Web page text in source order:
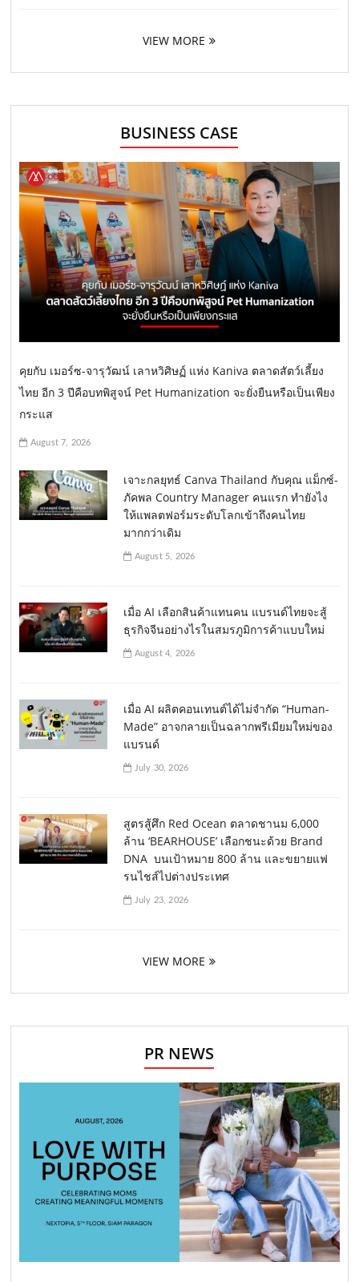
VIEW MORE
BUSINESS CASE
คุยกับ เมอร์ซ-จารุวัฒน์ เลาหวิศิษฏ์ แห่ง Kaniva ตลาดสัตว์เลี้ยง
ไทย อีก 3 ปีคือบทพิสูจน์ Pet Humanization จะยั่งยืนหรือเป็นเพียง
กระแส
August 7, 2026
เจาะกลยุทธ์ Canva Thailand กับคุณ แม็กซ์-
ภัคพล Country Manager คนแรก ทำยังไง
ให้แพลตฟอร์มระดับโลกเข้าถึงคนไทย
มากกว่าเดิม
August 5, 2026
เมื่อ AI เลือกสินค้าแทนคน แบรนด์ไทยจะสู้
ธุรกิจจีนอย่างไรในสมรภูมิการค้าแบบใหม่
August 4, 2026
เมื่อ AI ผลิตคอนเทนต์ได้ไม่จำกัด “Human-
Made” อาจกลายเป็นฉลากพรีเมียมใหม่ของ
แบรนด์
July 30, 2026
สูตรสู้ศึก Red Ocean ตลาดชานม 6,000
ล้าน ‘BEARHOUSE’ เลือกชนะด้วย Brand
DNA บนเป้าหมาย 800 ล้าน และขยายแฟ
รนไชส์ไปต่างประเทศ
July 23, 2026
VIEW MORE
PR NEWS